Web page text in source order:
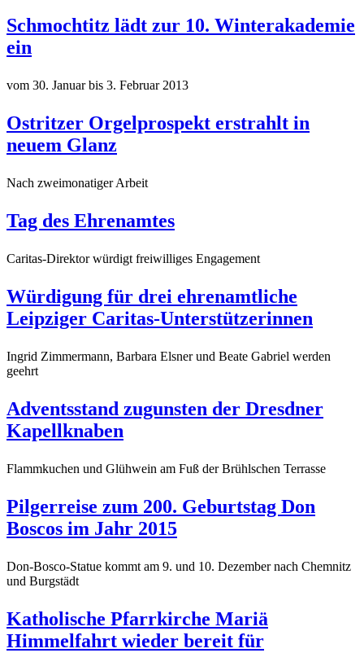
Schmochtitz lädt zur 10. Winterakademie
ein
vom 30. Januar bis 3. Februar 2013
Ostritzer Orgelprospekt erstrahlt in
neuem Glanz
Nach zweimonatiger Arbeit
Tag des Ehrenamtes
Caritas-Direktor würdigt freiwilliges Engagement
Würdigung für drei ehrenamtliche
Leipziger Caritas-Unterstützerinnen
Ingrid Zimmermann, Barbara Elsner und Beate Gabriel werden
geehrt
Adventsstand zugunsten der Dresdner
Kapellknaben
Flammkuchen und Glühwein am Fuß der Brühlschen Terrasse
Pilgerreise zum 200. Geburtstag Don
Boscos im Jahr 2015
Don-Bosco-Statue kommt am 9. und 10. Dezember nach Chemnitz
und Burgstädt
Katholische Pfarrkirche Mariä
Himmelfahrt wieder bereit für